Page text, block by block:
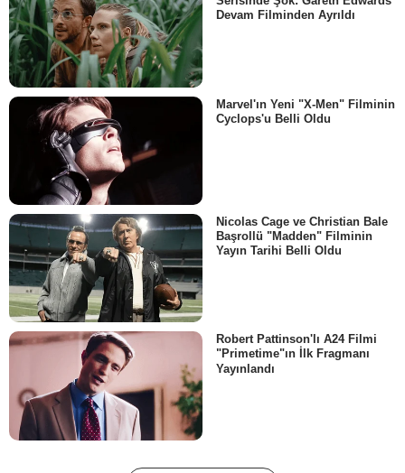
Devam Filminden Ayrıldı
Marvel'ın Yeni "X-Men" Filminin
Cyclops'u Belli Oldu
Nicolas Cage ve Christian Bale
Başrollü "Madden" Filminin
Yayın Tarihi Belli Oldu
Robert Pattinson'lı A24 Filmi
"Primetime"ın İlk Fragmanı
Yayınlandı